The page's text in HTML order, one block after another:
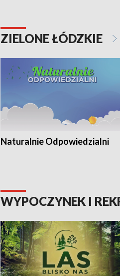
ZIELONE ŁÓDZKIE
Naturalnie Odpowiedzialni
WYPOCZYNEK I